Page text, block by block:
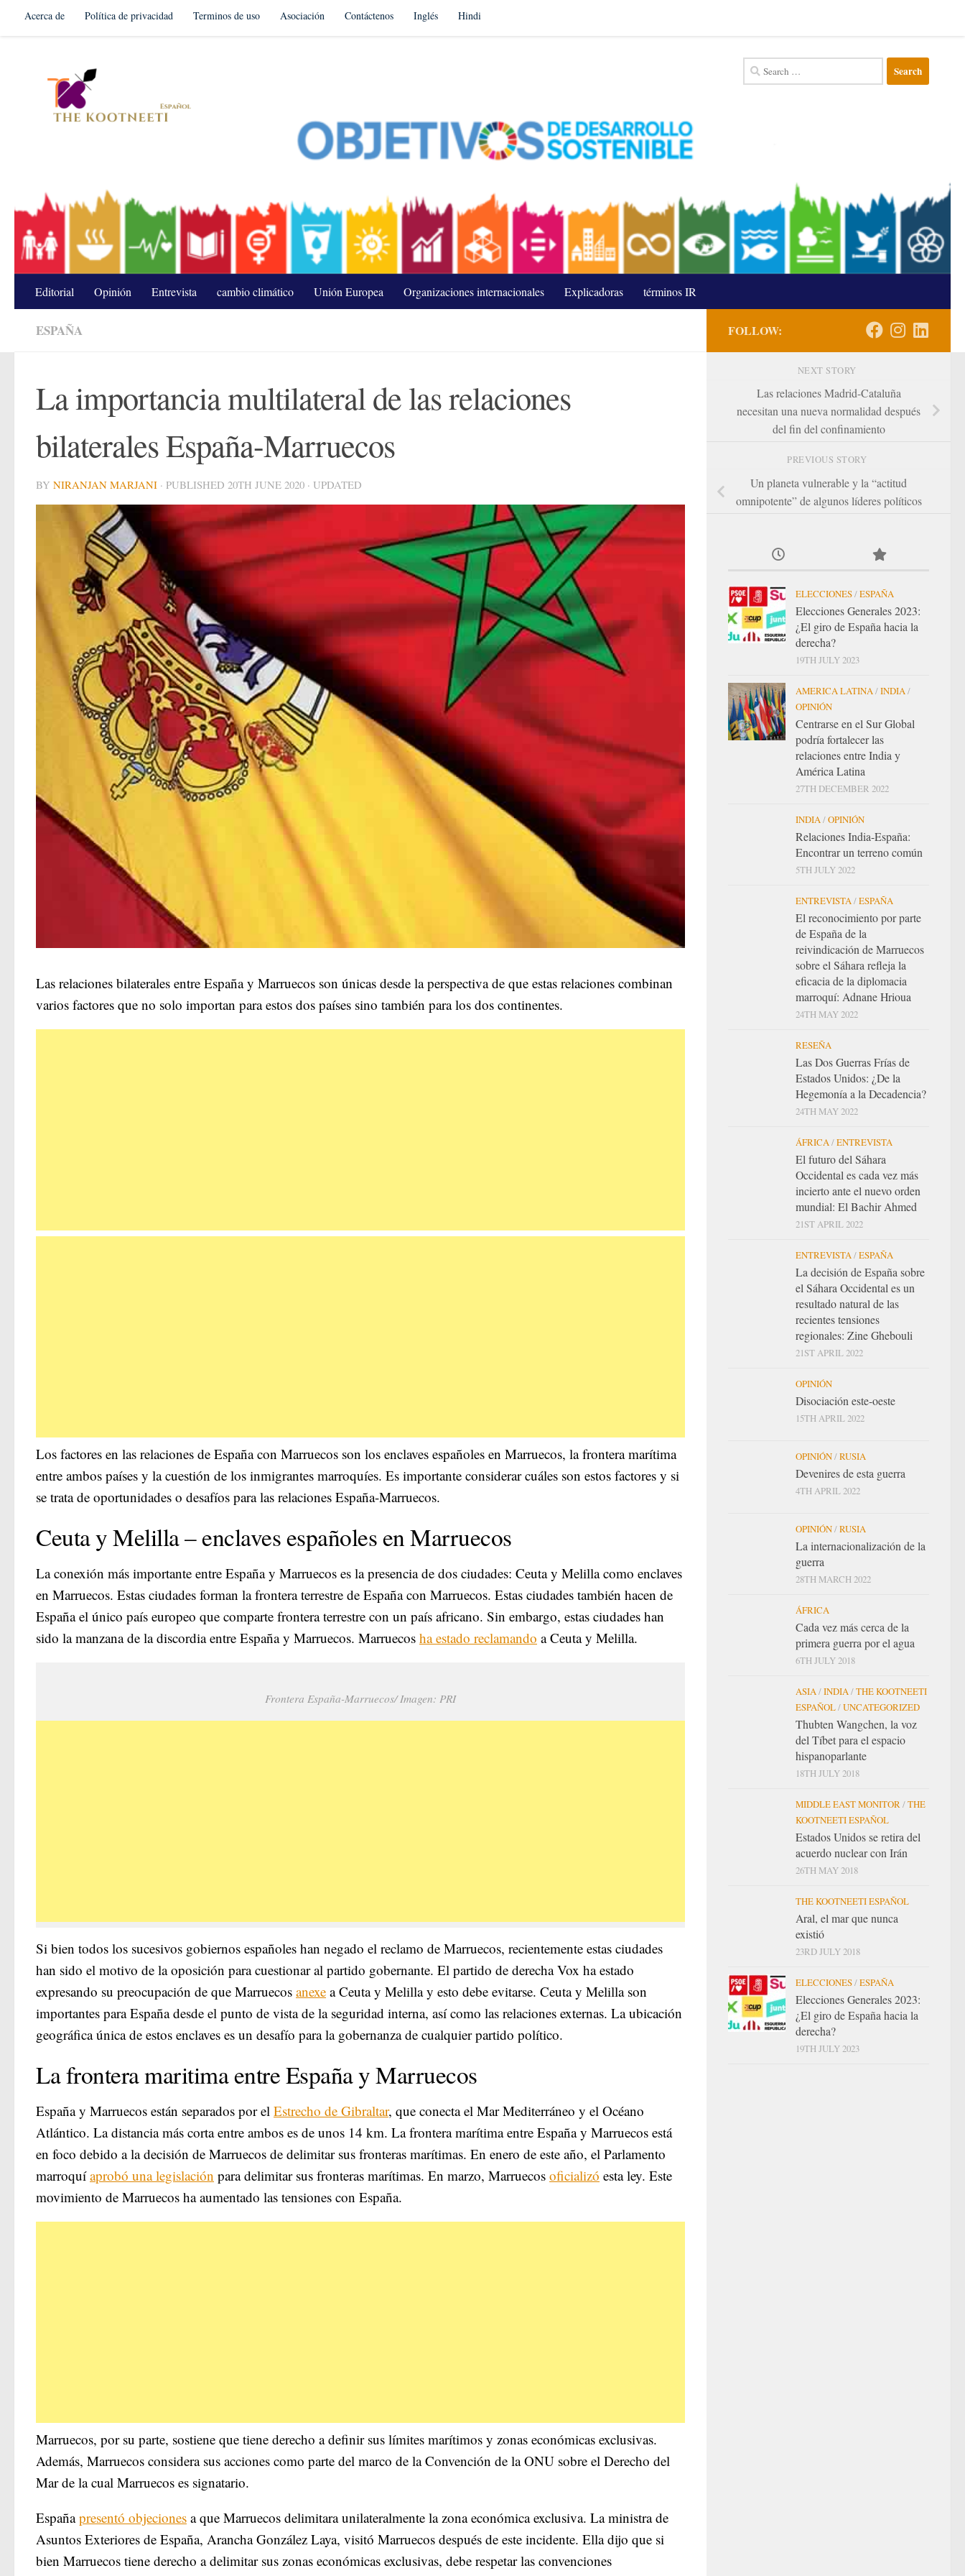
Skip to content
Acerca de Política de privacidad Terminos de uso Asociación Contáctenos Inglés Hindi
Search
for:
Editorial Opinión Entrevista cambio climático Unión Europea Organizaciones internacionales Explicadoras términos IR
ESPAÑA
La importancia multilateral de las relaciones
bilaterales España-Marruecos
BY NIRANJAN MARJANI · PUBLISHED 20TH JUNE 2020 · UPDATED
Las relaciones bilaterales entre España y Marruecos son únicas desde la perspectiva de que estas relaciones combinan
varios factores que no solo importan para estos dos países sino también para los dos continentes.
Los factores en las relaciones de España con Marruecos son los enclaves españoles en Marruecos, la frontera marítima
entre ambos países y la cuestión de los inmigrantes marroquíes. Es importante considerar cuáles son estos factores y si
se trata de oportunidades o desafíos para las relaciones España-Marruecos.
Ceuta y Melilla – enclaves españoles en Marruecos
La conexión más importante entre España y Marruecos es la presencia de dos ciudades: Ceuta y Melilla como enclaves
en Marruecos. Estas ciudades forman la frontera terrestre de España con Marruecos. Estas ciudades también hacen de
España el único país europeo que comparte frontera terrestre con un país africano. Sin embargo, estas ciudades han
sido la manzana de la discordia entre España y Marruecos. Marruecos ha estado reclamando a Ceuta y Melilla.
Frontera España-Marruecos/ Imagen: PRI
Si bien todos los sucesivos gobiernos españoles han negado el reclamo de Marruecos, recientemente estas ciudades
han sido el motivo de la oposición para cuestionar al partido gobernante. El partido de derecha Vox ha estado
expresando su preocupación de que Marruecos anexe a Ceuta y Melilla y esto debe evitarse. Ceuta y Melilla son
importantes para España desde el punto de vista de la seguridad interna, así como las relaciones externas. La ubicación
geográfica única de estos enclaves es un desafío para la gobernanza de cualquier partido político.
La frontera maritima entre España y Marruecos
España y Marruecos están separados por el Estrecho de Gibraltar, que conecta el Mar Mediterráneo y el Océano
Atlántico. La distancia más corta entre ambos es de unos 14 km. La frontera marítima entre España y Marruecos está
en foco debido a la decisión de Marruecos de delimitar sus fronteras marítimas. En enero de este año, el Parlamento
marroquíaprobó una legislación para delimitar sus fronteras marítimas. En marzo, Marruecos oficializó esta ley. Este
movimiento de Marruecos ha aumentado las tensiones con España.
Marruecos, por su parte, sostiene que tiene derecho a definir sus límites marítimos y zonas económicas exclusivas.
Además, Marruecos considera sus acciones como parte del marco de la Convención de la ONU sobre el Derecho del
Mar de la cual Marruecos es signatario.
Españapresentó objeciones a que Marruecos delimitara unilateralmente la zona económica exclusiva. La ministra de
Asuntos Exteriores de España, Arancha González Laya, visitó Marruecos después de este incidente. Ella dijo que si
bien Marruecos tiene derecho a delimitar sus zonas económicas exclusivas, debe respetar las convenciones
FOLLOW:
NEXT STORY
Las relaciones Madrid-Cataluña
necesitan una nueva normalidad después
del fin del confinamiento
PREVIOUS STORY
Un planeta vulnerable y la “actitud
omnipotente” de algunos líderes políticos
ELECCIONES/ESPAÑA
Elecciones Generales 2023:
¿El giro de España hacia la
derecha?
19TH JULY 2023
AMERICA LATINA/INDIA/
OPINIÓN
Centrarse en el Sur Global
podría fortalecer las
relaciones entre India y
América Latina
27TH DECEMBER 2022
INDIA/OPINIÓN
Relaciones India-España:
Encontrar un terreno común
5TH JULY 2022
ENTREVISTA/ESPAÑA
El reconocimiento por parte
de España de la
reivindicación de Marruecos
sobre el Sáhara refleja la
eficacia de la diplomacia
marroquí: Adnane Hrioua
24TH MAY 2022
RESEÑA
Las Dos Guerras Frías de
Estados Unidos: ¿De la
Hegemonía a la Decadencia?
24TH MAY 2022
ÁFRICA/ENTREVISTA
El futuro del Sáhara
Occidental es cada vez más
incierto ante el nuevo orden
mundial: El Bachir Ahmed
21ST APRIL 2022
ENTREVISTA/ESPAÑA
La decisión de España sobre
el Sáhara Occidental es un
resultado natural de las
recientes tensiones
regionales: Zine Ghebouli
21ST APRIL 2022
OPINIÓN
Disociación este-oeste
15TH APRIL 2022
OPINIÓN/RUSIA
Devenires de esta guerra
4TH APRIL 2022
OPINIÓN/RUSIA
La internacionalización de la
guerra
28TH MARCH 2022
ÁFRICA
Cada vez más cerca de la
primera guerra por el agua
6TH JULY 2018
ASIA/INDIA/THE KOOTNEETI
ESPAÑOL/UNCATEGORIZED
Thubten Wangchen, la voz
del Tíbet para el espacio
hispanoparlante
18TH JULY 2018
MIDDLE EAST MONITOR/THE
KOOTNEETI ESPAÑOL
Estados Unidos se retira del
acuerdo nuclear con Irán
26TH MAY 2018
THE KOOTNEETI ESPAÑOL
Aral, el mar que nunca
existió
23RD JULY 2018
ELECCIONES/ESPAÑA
Elecciones Generales 2023:
¿El giro de España hacia la
derecha?
19TH JULY 2023